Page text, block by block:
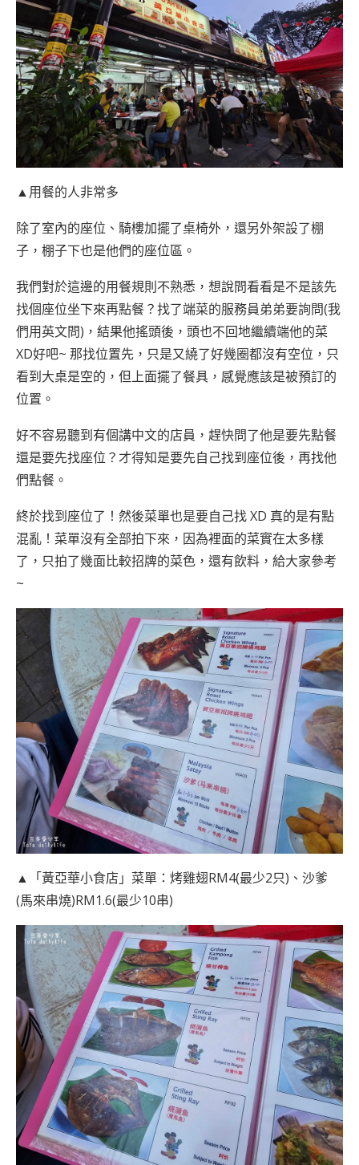
▲用餐的人非常多
除了室內的座位、騎樓加擺了桌椅外，還另外架設了棚
子，棚子下也是他們的座位區。
我們對於這邊的用餐規則不熟悉，想說問看看是不是該先
找個座位坐下來再點餐？找了端菜的服務員弟弟要詢問(我
們用英文問)，結果他搖頭後，頭也不回地繼續端他的菜
XD好吧~ 那找位置先，只是又繞了好幾圈都沒有空位，只
看到大桌是空的，但上面擺了餐具，感覺應該是被預訂的
位置。
好不容易聽到有個講中文的店員，趕快問了他是要先點餐
還是要先找座位？才得知是要先自己找到座位後，再找他
們點餐。
終於找到座位了！然後菜單也是要自己找 XD 真的是有點
混亂！菜單沒有全部拍下來，因為裡面的菜實在太多樣
了，只拍了幾面比較招牌的菜色，還有飲料，給大家參考
~
▲「黃亞華小食店」菜單：烤雞翅RM4(最少2只)、沙爹
(馬來串燒)RM1.6(最少10串)